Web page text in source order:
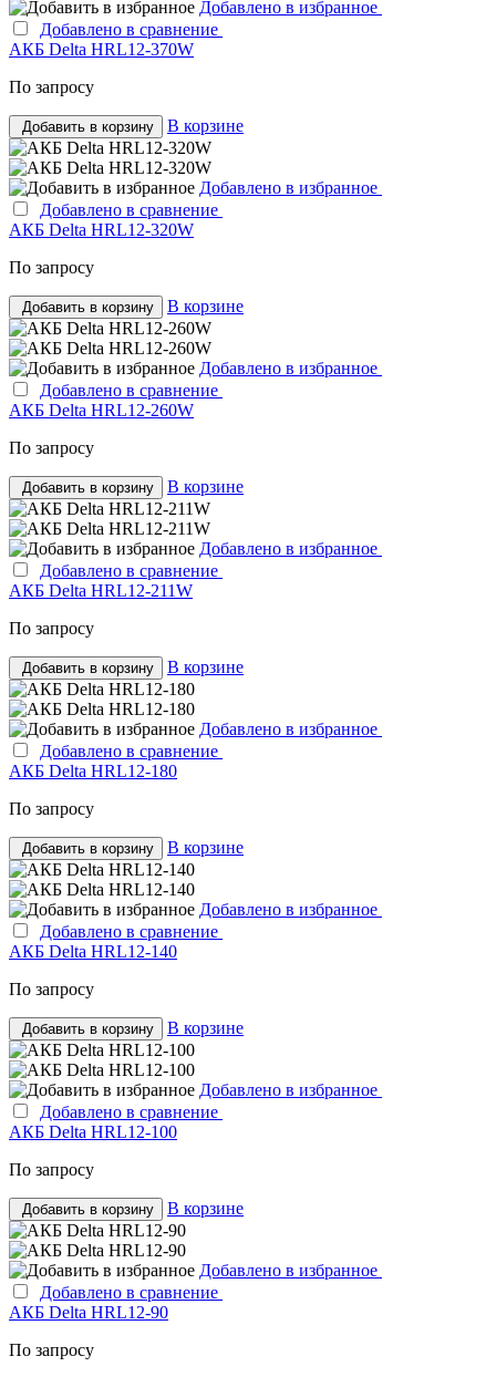
Добавлено в избранное
Добавлено в сравнение
АКБ Delta HRL12-370W
По запросу
Добавить в корзину В корзине
Добавлено в избранное
Добавлено в сравнение
АКБ Delta HRL12-320W
По запросу
Добавить в корзину В корзине
Добавлено в избранное
Добавлено в сравнение
АКБ Delta HRL12-260W
По запросу
Добавить в корзину В корзине
Добавлено в избранное
Добавлено в сравнение
АКБ Delta HRL12-211W
По запросу
Добавить в корзину В корзине
Добавлено в избранное
Добавлено в сравнение
АКБ Delta HRL12-180
По запросу
Добавить в корзину В корзине
Добавлено в избранное
Добавлено в сравнение
АКБ Delta HRL12-140
По запросу
Добавить в корзину В корзине
Добавлено в избранное
Добавлено в сравнение
АКБ Delta HRL12-100
По запросу
Добавить в корзину В корзине
Добавлено в избранное
Добавлено в сравнение
АКБ Delta HRL12-90
По запросу